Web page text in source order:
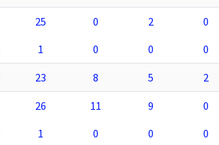
25 0 2 0
1 0 0 0
23 8 5 2
26 11 9 0
1 0 0 0